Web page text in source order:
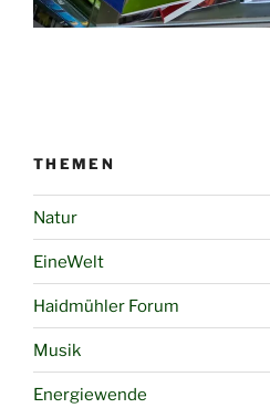
THEMEN
Natur
EineWelt
Haidmühler Forum
Musik
Energiewende